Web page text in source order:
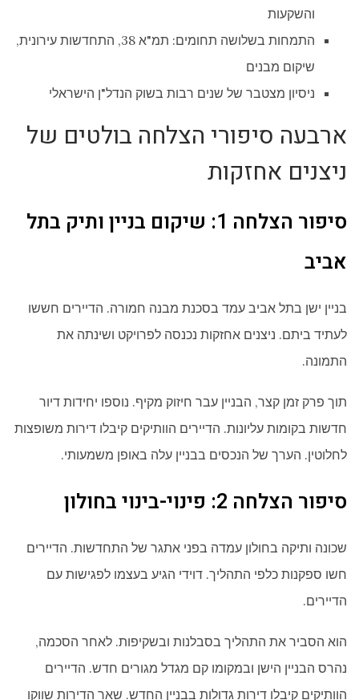
והשקעות
התמחות בשלושה תחומים: תמ"א 38, התחדשות עירונית,
שיקום מבנים
ניסיון מצטבר של שנים רבות בשוק הנדל"ן הישראלי
ארבעה סיפורי הצלחה בולטים של
ניצנים אחזקות
סיפור הצלחה 1: שיקום בניין ותיק בתל
אביב
בניין ישן בתל אביב עמד בסכנת מבנה חמורה. הדיירים חששו
לעתיד ביתם. ניצנים אחזקות נכנסה לפרויקט ושינתה את
התמונה.
תוך פרק זמן קצר, הבניין עבר חיזוק מקיף. נוספו יחידות דיור
חדשות בקומות עליונות. הדיירים הוותיקים קיבלו דירות משופצות
לחלוטין. הערך של הנכסים בבניין עלה באופן משמעותי.
סיפור הצלחה 2: פינוי-בינוי בחולון
שכונה ותיקה בחולון עמדה בפני אתגר של התחדשות. הדיירים
חשו ספקנות כלפי התהליך. דוידי הגיע בעצמו לפגישות עם
הדיירים.
הוא הסביר את התהליך בסבלנות ובשקיפות. לאחר הסכמה,
נהרס הבניין הישן ובמקומו קם מגדל מגורים חדש. הדיירים
הוותיקים קיבלו דירות גדולות בבניין החדש. שאר הדירות שווקו